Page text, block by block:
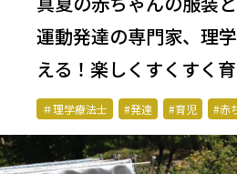
運動発達の専門家、理
える！楽しくすくすく
＃理学療法士 #発達 #育児 #赤